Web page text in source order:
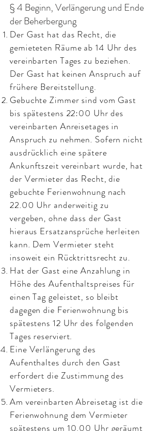
§ 4 Beginn, Verlängerung und Ende
der Beherbergung
Der Gast hat das Recht, die
gemieteten Räume ab 14 Uhr des
vereinbarten Tages zu beziehen.
Der Gast hat keinen Anspruch auf
frühere Bereitstellung.
Gebuchte Zimmer sind vom Gast
bis spätestens 22:00 Uhr des
vereinbarten Anreisetages in
Anspruch zu nehmen. Sofern nicht
ausdrücklich eine spätere
Ankunftszeit vereinbart wurde, hat
der Vermieter das Recht, die
gebuchte Ferienwohnung nach
22.00 Uhr anderweitig zu
vergeben, ohne dass der Gast
hieraus Ersatzansprüche herleiten
kann. Dem Vermieter steht
insoweit ein Rücktrittsrecht zu.
Hat der Gast eine Anzahlung in
Höhe des Aufenthaltspreises für
einen Tag geleistet, so bleibt
dagegen die Ferienwohnung bis
spätestens 12 Uhr des folgenden
Tages reserviert.
Eine Verlängerung des
Aufenthaltes durch den Gast
erfordert die Zustimmung des
Vermieters.
Am vereinbarten Abreisetag ist die
Ferienwohnung dem Vermieter
spätestens um 10.00 Uhr geräumt